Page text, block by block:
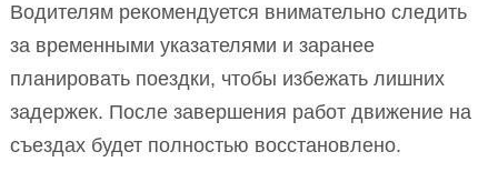
Водителям рекомендуется внимательно следить
за временными указателями и заранее
планировать поездки, чтобы избежать лишних
задержек. После завершения работ движение на
съездах будет полностью восстановлено.